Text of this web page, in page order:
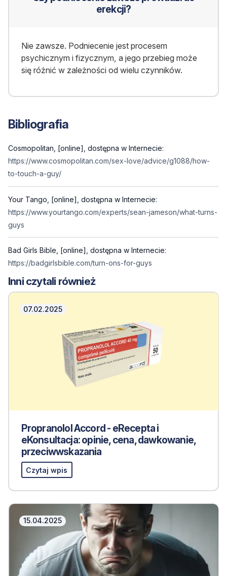
erekcji?
Nie zawsze. Podniecenie jest procesem
psychicznym i fizycznym, a jego przebieg może
się różnić w zależności od wielu czynników.
Bibliografia
Cosmopolitan, [online], dostępna w Internecie:
https://www.cosmopolitan.com/sex-love/advice/g1088/how-
to-touch-a-guy/
Your Tango, [online], dostępna w Internecie:
https://www.yourtango.com/experts/sean-jameson/what-turns-
guys
Bad Girls Bible, [online], dostępna w Internecie:
https://badgirlsbible.com/turn-ons-for-guys
Inni czytali również
07.02.2025
Propranolol Accord - eRecepta i
eKonsultacja: opinie, cena, dawkowanie,
przeciwwskazania
Czytaj wpis
15.04.2025